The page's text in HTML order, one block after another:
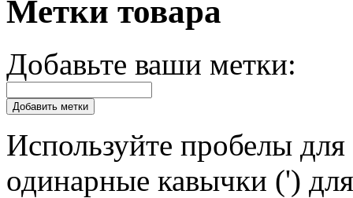
Метки товара
Добавьте ваши метки:
Добавить метки
Используйте пробелы
одинарные кавычки (')